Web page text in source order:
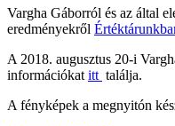
Vargha Gáborról és az által
eredményekről
A 2018. augusztus 20-i
információkat itt találja.
A fényképek a megnyitón